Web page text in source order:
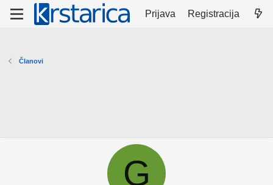
Prijava Registracija
Članovi
G